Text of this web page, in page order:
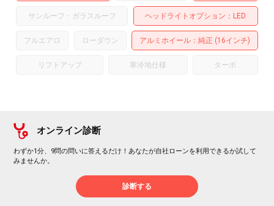
サンルーフ・ガラスルーフ ヘッドライトオプション LED
フルエアロ ローダウン アルミホイール：純正 (16インチ)
リフトアップ 寒冷地仕様 ターボ
オンライン診断
わずか1分、9問の問いに答えるだけ！あなたが自社ローンを利用できるか試して
みませんか。
診断する